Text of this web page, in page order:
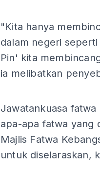
"Kita hanya
dalam negeri
Pin' kita
ia melibatkan
Jawatankuasa
apa-apa fatwa yang
Majlis Fatwa
untuk diselaraskan,